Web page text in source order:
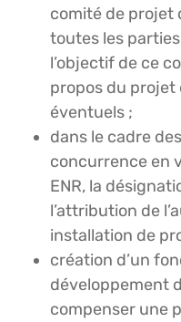
comité de projet
toutes les
l’objectif de ce
propos du projet
éventuels ;
dans le cadre
concurrence en
ENR, la
l’attribution de
installation de
création d’un
développement
compenser une